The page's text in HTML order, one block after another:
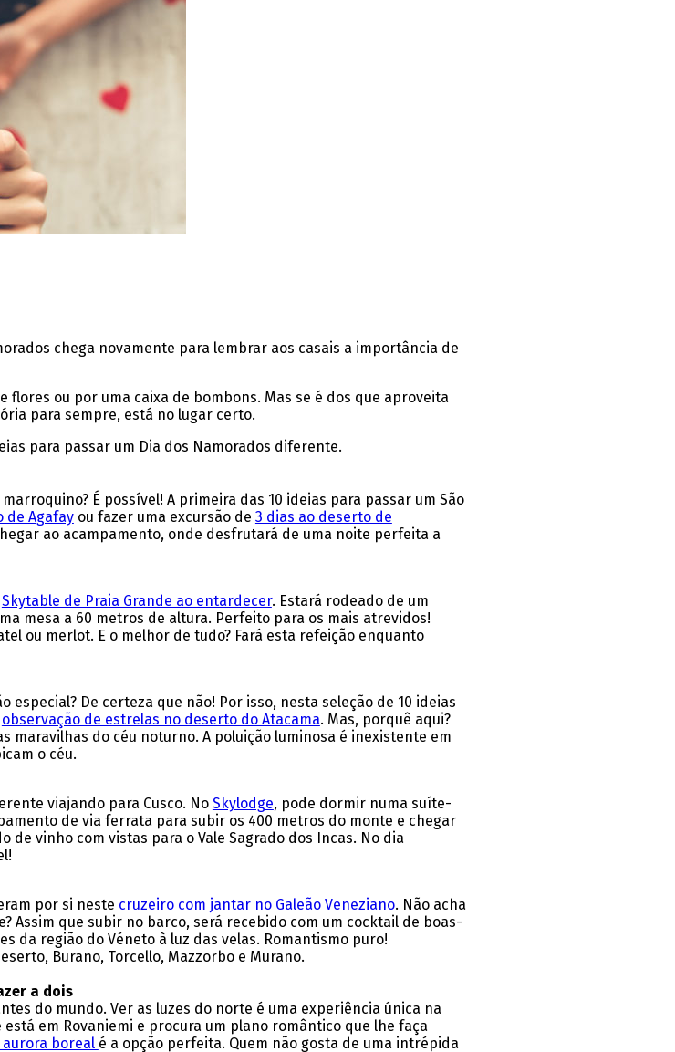
chega novamente para lembrar aos casais a importância de
ou por uma caixa de bombons. Mas se é dos que aproveita
para sempre, está no lugar certo.
para passar um Dia dos Namorados diferente.
É possível! A primeira das 10 ideias para passar um São
de Agafayou fazer uma excursão de 3 dias ao deserto de
ao acampamento, onde desfrutará de uma noite perfeita a
Skytable de Praia Grande ao entardecer. Estará rodeado de um
mesa a 60 metros de altura. Perfeito para os mais atrevidos!
ou merlot. E o melhor de tudo? Fará esta refeição enquanto
De certeza que não! Por isso, nesta seleção de 10 ideias
observação de estrelas no deserto do Atacama. Mas, porquê aqui?
maravilhas do céu noturno. A poluição luminosa é inexistente em
o céu.
viajando para Cusco. No Skylodge, pode dormir numa suíte-
de via ferrata para subir os 400 metros do monte e chegar
vinho com vistas para o Vale Sagrado dos Incas. No dia
por si neste cruzeiro com jantar no Galeão Veneziano. Não acha
Assim que subir no barco, será recebido com um cocktail de boas-
da região do Véneto à luz das velas. Romantismo puro!
Burano, Torcello, Mazzorbo e Murano.
a dois
do mundo. Ver as luzes do norte é uma experiência única na
em Rovaniemi e procura um plano romântico que lhe faça
aurora boreal é a opção perfeita. Quem não gosta de uma intrépida